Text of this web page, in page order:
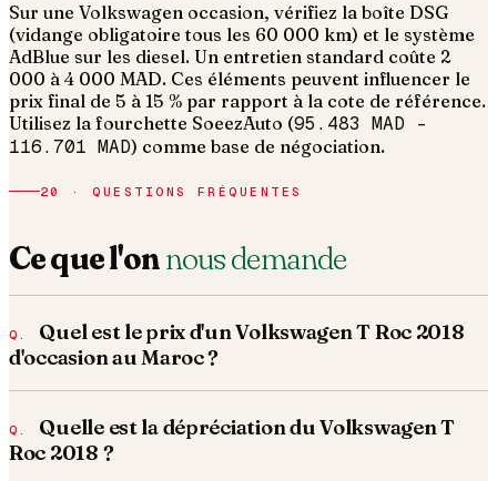
Sur une Volkswagen occasion, vérifiez la boîte DSG
(vidange obligatoire tous les 60 000 km) et le système
AdBlue sur les diesel. Un entretien standard coûte 2
000 à 4 000 MAD. Ces éléments peuvent influencer le
prix final de 5 à 15 % par rapport à la cote de référence.
Utilisez la fourchette SoeezAuto (95.483 MAD –
116.701 MAD) comme base de négociation.
20 · QUESTIONS FRÉQUENTES
Ce que l'onnous demande
Quel est le prix d'un Volkswagen T Roc 2018
d'occasion au Maroc ?
Quelle est la dépréciation du Volkswagen T
Roc 2018 ?